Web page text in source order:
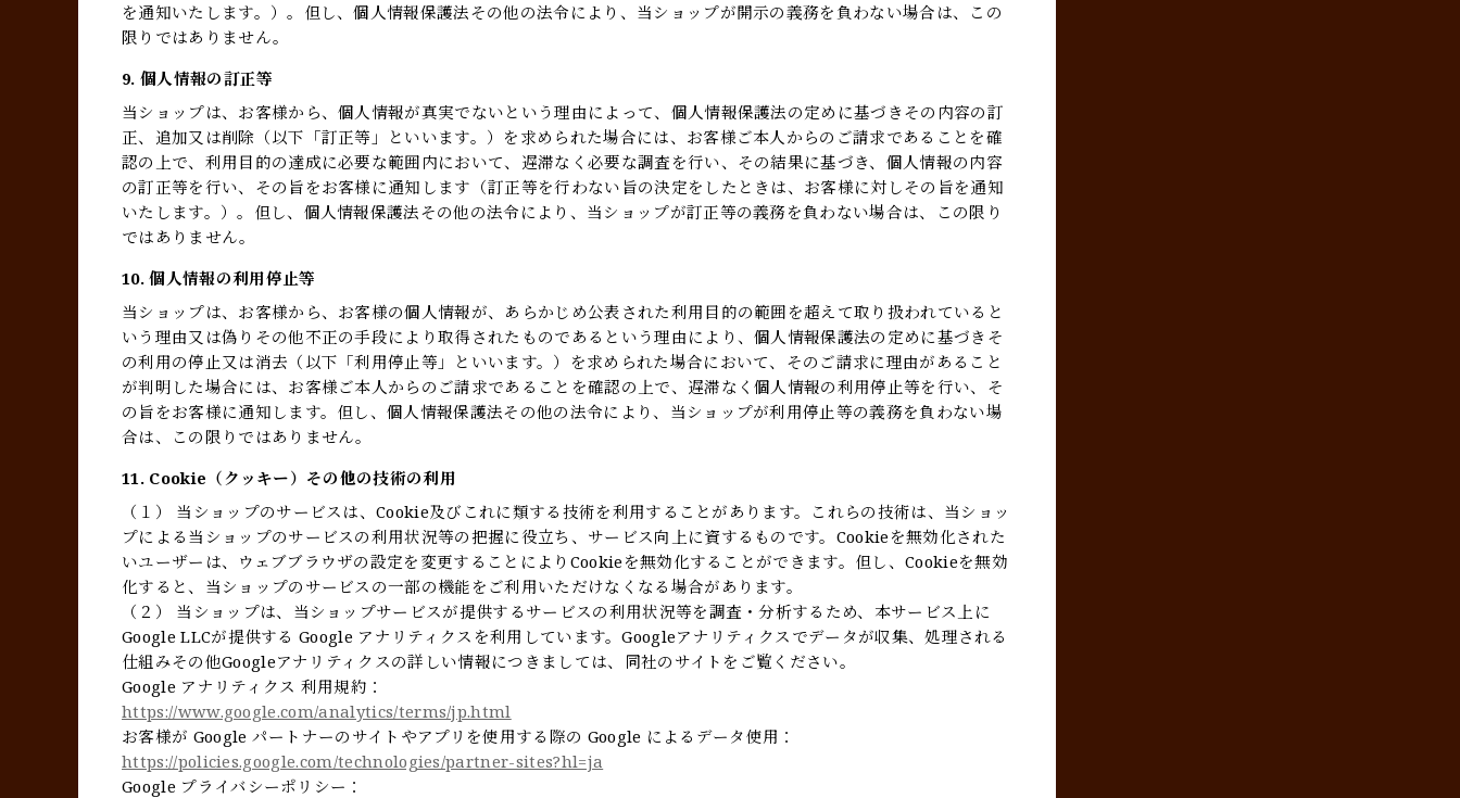
を通知いたします。）。但し、個人情報保護法その他の法令により、当ショップが開示の義務を負わない場合は、この
限りではありません。
9. 個人情報の訂正等
当ショップは、お客様から、個人情報が真実でないという理由によって、個人情報保護法の定めに基づきその内容の訂
正、追加又は削除（以下「訂正等」といいます。）を求められた場合には、お客様ご本人からのご請求であることを確
認の上で、利用目的の達成に必要な範囲内において、遅滞なく必要な調査を行い、その結果に基づき、個人情報の内容
の訂正等を行い、その旨をお客様に通知します（訂正等を行わない旨の決定をしたときは、お客様に対しその旨を通知
いたします。）。但し、個人情報保護法その他の法令により、当ショップが訂正等の義務を負わない場合は、この限り
ではありません。
10. 個人情報の利用停止等
当ショップは、お客様から、お客様の個人情報が、あらかじめ公表された利用目的の範囲を超えて取り扱われていると
いう理由又は偽りその他不正の手段により取得されたものであるという理由により、個人情報保護法の定めに基づきそ
の利用の停止又は消去（以下「利用停止等」といいます。）を求められた場合において、そのご請求に理由があること
が判明した場合には、お客様ご本人からのご請求であることを確認の上で、遅滞なく個人情報の利用停止等を行い、そ
の旨をお客様に通知します。但し、個人情報保護法その他の法令により、当ショップが利用停止等の義務を負わない場
合は、この限りではありません。
11. Cookie（クッキー）その他の技術の利用
（１） 当ショップのサービスは、Cookie及びこれに類する技術を利用することがあります。これらの技術は、当ショッ
プによる当ショップのサービスの利用状況等の把握に役立ち、サービス向上に資するものです。Cookieを無効化された
いユーザーは、ウェブブラウザの設定を変更することによりCookieを無効化することができます。但し、Cookieを無効
化すると、当ショップのサービスの一部の機能をご利用いただけなくなる場合があります。
（２） 当ショップは、当ショップサービスが提供するサービスの利用状況等を調査・分析するため、本サービス上に
Google LLCが提供する Google アナリティクスを利用しています。Googleアナリティクスでデータが収集、処理される
仕組みその他Googleアナリティクスの詳しい情報につきましては、同社のサイトをご覧ください。
Google アナリティクス 利用規約：
https://www.google.com/analytics/terms/jp.html
お客様が Google パートナーのサイトやアプリを使用する際の Google によるデータ使用：
https://policies.google.com/technologies/partner-sites?hl=ja
Google プライバシーポリシー：